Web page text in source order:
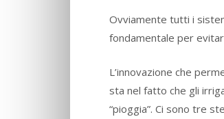
Ovviamente tutti i
fondamentale per
L’innovazione che
sta nel fatto che gli
“pioggia”. Ci sono tre